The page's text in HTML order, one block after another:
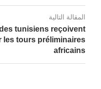
المقالة التالية
tunisiens reçoivent
les tours préliminaires
africains